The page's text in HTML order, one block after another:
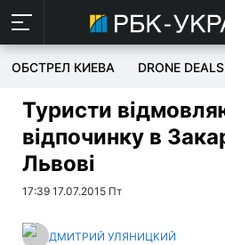
ОБСТРЕЛ КИЕВА DRONE DEALS
Туристи
відпочинку в
Львові
17:39 17.07.2015 Пт
ДМИТРИЙ УЛЯНИЦКИЙ